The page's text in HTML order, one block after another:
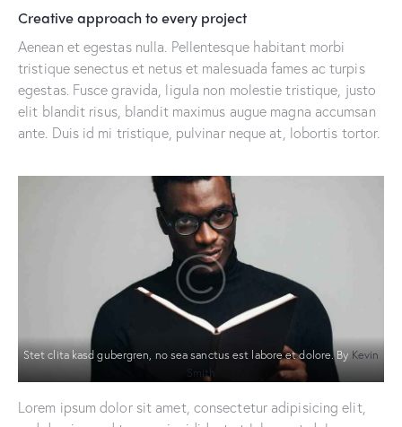
Creative approach to every project
Aenean et egestas nulla. Pellentesque habitant morbi
tristique senectus et netus et malesuada fames ac turpis
egestas. Fusce gravida, ligula non molestie tristique, justo
elit blandit risus, blandit maximus augue magna accumsan
ante. Duis id mi tristique, pulvinar neque at, lobortis tortor.
Stet clita kasd gubergren, no sea sanctus est labore et dolore. By Kevin
Smith
Lorem ipsum dolor sit amet, consectetur adipisicing elit,